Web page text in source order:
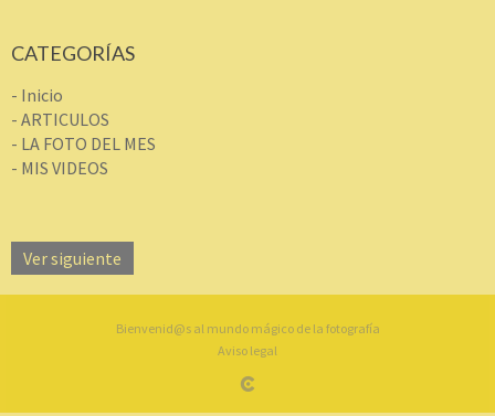
CATEGORÍAS
- Inicio
- ARTICULOS
- LA FOTO DEL MES
- MIS VIDEOS
Ver siguiente
Bienvenid@s al mundo mágico de la fotografía
Aviso legal